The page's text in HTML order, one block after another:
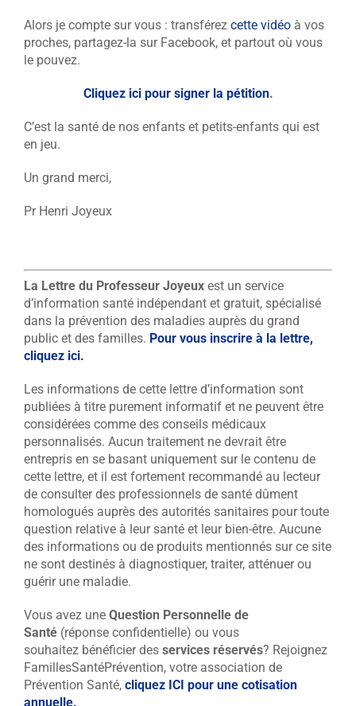
Alors je compte sur vous : transférez cette vidéoà vos
proches, partagez-la sur Facebook, et partout où vous
le pouvez.
Cliquez ici pour signer la pétition.
C’est la santé de nos enfants et petits-enfants qui est
en jeu.
Un grand merci,
Pr Henri Joyeux
La Lettre du Professeur Joyeuxest un service
d’information santé indépendant et gratuit, spécialisé
dans la prévention des maladies auprès du grand
public et des familles. Pour vous inscrire à la lettre,
cliquez ici.
Les informations de cette lettre d’information sont
publiées à titre purement informatif et ne peuvent être
considérées comme des conseils médicaux
personnalisés. Aucun traitement ne devrait être
entrepris en se basant uniquement sur le contenu de
cette lettre, et il est fortement recommandé au lecteur
de consulter des professionnels de santé dûment
homologués auprès des autorités sanitaires pour toute
question relative à leur santé et leur bien-être. Aucune
des informations ou de produits mentionnés sur ce site
ne sont destinés à diagnostiquer, traiter, atténuer ou
guérir une maladie.
Vous avez une Question Personnelle de
Santé(réponse confidentielle) ou vous
souhaitez bénéficier des services réservés? Rejoignez
FamillesSantéPrévention, votre association de
Prévention Santé, cliquez ICI pour une cotisation
annuelle.